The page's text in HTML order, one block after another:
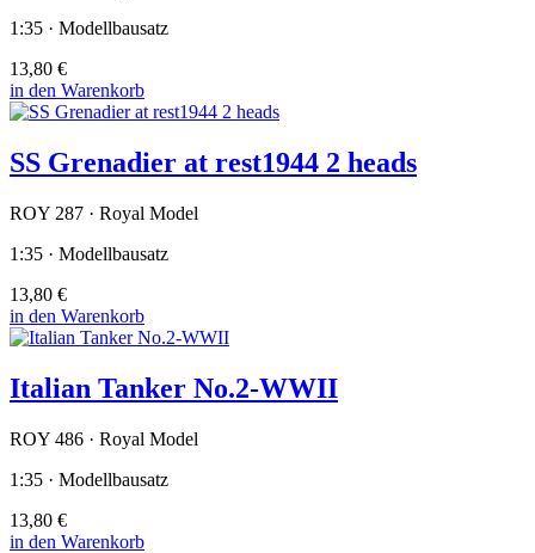
1:35 · Modellbausatz
13,80 €
in den Warenkorb
SS Grenadier at rest1944 2 heads
ROY 287 · Royal Model
1:35 · Modellbausatz
13,80 €
in den Warenkorb
Italian Tanker No.2-WWII
ROY 486 · Royal Model
1:35 · Modellbausatz
13,80 €
in den Warenkorb